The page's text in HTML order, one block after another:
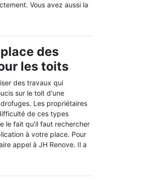
Vous avez aussi la
des
les toits
des travaux qui
sur le toit d'une
Les propriétaires
de ces types
le fait qu'il faut rechercher
à votre place. Pour
appel à JH Renove. Il a